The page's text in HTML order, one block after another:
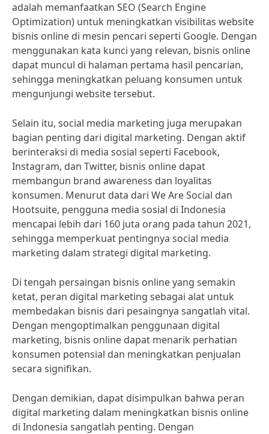
adalah memanfaatkan SEO (Search Engine
Optimization) untuk meningkatkan visibilitas website
bisnis online di mesin pencari seperti Google. Dengan
menggunakan kata kunci yang relevan, bisnis online
dapat muncul di halaman pertama hasil pencarian,
sehingga meningkatkan peluang konsumen untuk
mengunjungi website tersebut.
Selain itu, social media marketing juga merupakan
bagian penting dari digital marketing. Dengan aktif
berinteraksi di media sosial seperti Facebook,
Instagram, dan Twitter, bisnis online dapat
membangun brand awareness dan loyalitas
konsumen. Menurut data dari We Are Social dan
Hootsuite, pengguna media sosial di Indonesia
mencapai lebih dari 160 juta orang pada tahun 2021,
sehingga memperkuat pentingnya social media
marketing dalam strategi digital marketing.
Di tengah persaingan bisnis online yang semakin
ketat, peran digital marketing sebagai alat untuk
membedakan bisnis dari pesaingnya sangatlah vital.
Dengan mengoptimalkan penggunaan digital
marketing, bisnis online dapat menarik perhatian
konsumen potensial dan meningkatkan penjualan
secara signifikan.
Dengan demikian, dapat disimpulkan bahwa peran
digital marketing dalam meningkatkan bisnis online
di Indonesia sangatlah penting. Dengan